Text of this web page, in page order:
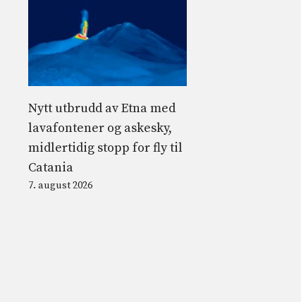
Nytt utbrudd av Etna med
lavafontener og askesky,
midlertidig stopp for fly til
Catania
7. august 2026